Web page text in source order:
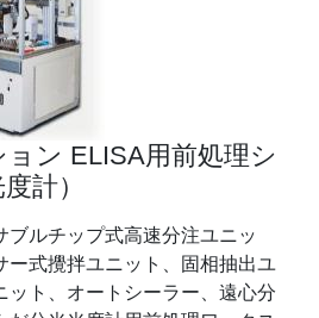
ン ELISA用前処理シ
計）
ルチップ式高速分注ユニッ
ー式攪拌ユニット、固相抽出ユ
ット、オートシーラー、遠心分